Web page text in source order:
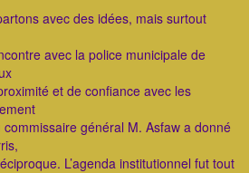
avec des idées, mais surtout
avec la police municipale de
et de confiance avec les
général M. Asfaw a donné
L’agenda institutionnel fut tout